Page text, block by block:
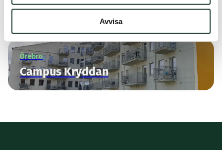
Avvisa
Våra områden i Örebro
Örebro
Campus Kryddan